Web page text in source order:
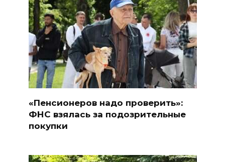
«Пенсионеров надо проверить»:
ФНС взялась за подозрительные
покупки